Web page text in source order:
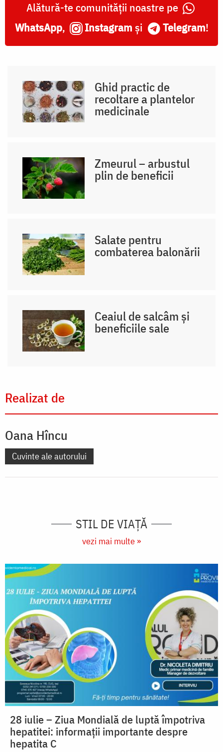
Alătură-te comunității noastre pe
WhatsApp, Instagram și Telegram!
Ghid practic de
recoltare a plantelor
medicinale
Zmeurul – arbustul
plin de beneficii
Salate pentru
combaterea balonării
Ceaiul de salcâm și
beneficiile sale
Realizat de
Oana Hîncu
Cuvinte ale autorului
STIL DE VIAŢĂ
vezi mai multe »
28 iulie – Ziua Mondială de luptă împotriva
hepatitei: informații importante despre
hepatita C